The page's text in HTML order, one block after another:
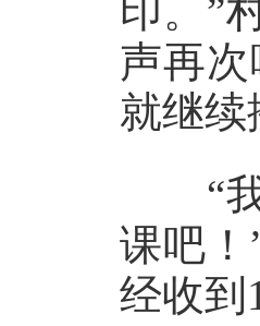
印。”
声再
就继续
“我
课吧
经收到